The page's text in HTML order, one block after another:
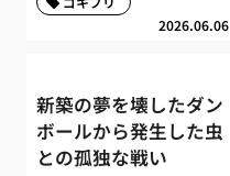
2026.06.06
新築の夢を壊したダン
ボールから発生した虫
との孤独な戦い